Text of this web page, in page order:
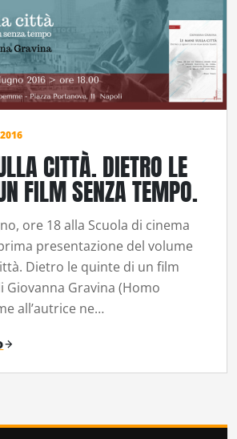
CITTÀ. DIETRO LE
FILM SENZA TEMPO.
ore 18 alla Scuola di cinema
presentazione del volume
Dietro le quinte di un film
Giovanna Gravina (Homo
all’autrice ne…